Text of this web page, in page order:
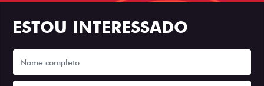
ESTOU INTERESSADO